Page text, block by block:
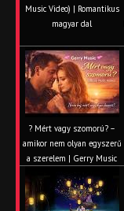
Music Video) | Romantikus
magyar dal
? Mért vagy szomorú? –
amikor nem olyan egyszerű
a szerelem | Gerry Music